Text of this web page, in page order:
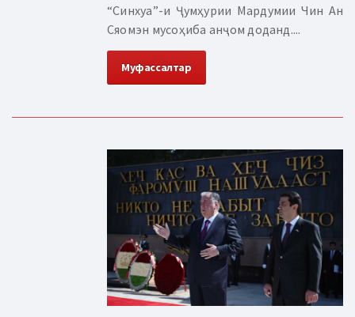
“Синхуа”-и Ҷумҳурии Мардумии Чин Ан
Сяомэн мусоҳиба анҷом доданд....
Муфассалтар